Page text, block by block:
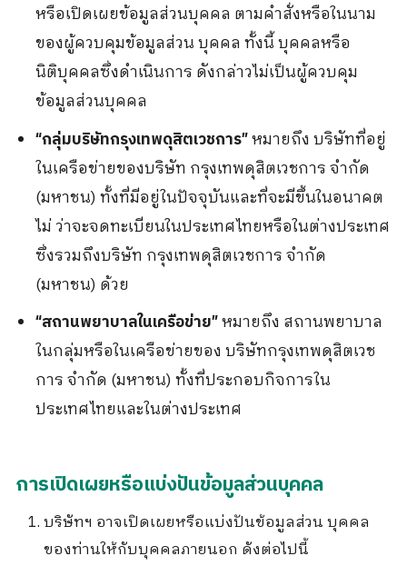
หรือเปิดเผยข้อมูลส่วนบุคคล ตามคำสั่งหรือในนาม
ของผู้ควบคุมข้อมูลส่วน บุคคล ทั้งนี้ บุคคลหรือ
นิติบุคคลซึ่งดำเนินการ ดังกล่าวไม่เป็นผู้ควบคุม
ข้อมูลส่วนบุคคล
“กลุ่มบริษัทกรุงเทพดุสิตเวชการ”หมายถึง บริษัทที่อยู่
ในเครือข่ายของบริษัท กรุงเทพดุสิตเวชการ จำกัด
(มหาชน) ทั้งที่มีอยู่ในปัจจุบันและที่จะมีขึ้นในอนาคต
ไม่ ว่าจะจดทะเบียนในประเทศไทยหรือในต่างประเทศ
ซึ่งรวมถึงบริษัท กรุงเทพดุสิตเวชการ จำกัด
(มหาชน) ด้วย
“สถานพยาบาลในเครือข่าย”หมายถึง สถานพยาบาล
ในกลุ่มหรือในเครือข่ายของ บริษัทกรุงเทพดุสิตเวช
การ จำกัด (มหาชน) ทั้งที่ประกอบกิจการใน
ประเทศไทยและในต่างประเทศ
การเปิดเผยหรือแบ่งปันข้อมูลส่วนบุคคล
บริษัทฯ อาจเปิดเผยหรือแบ่งปันข้อมูลส่วน บุคคล
ของท่านให้กับบุคคลภายนอก ดังต่อไปนี้